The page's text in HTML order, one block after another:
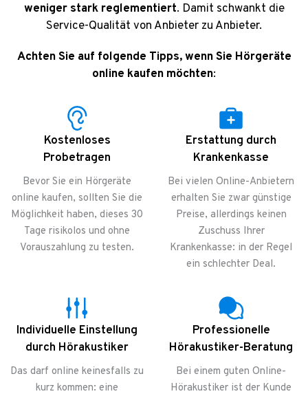
weniger stark reglementiert. Damit schwankt die
Service-Qualität von Anbieter zu Anbieter.
Achten Sie auf folgende Tipps, wenn Sie Hörgeräte
online kaufen möchten:
Kostenloses
Probetragen
Bevor Sie ein Hörgeräte
online kaufen, sollten Sie die
Möglichkeit haben, dieses 30
Tage risikolos und ohne
Vorauszahlung zu testen.
Erstattung durch
Krankenkasse
Bei vielen Online-Anbietern
erhalten Sie zwar günstige
Preise, allerdings keinen
Zuschuss Ihrer
Krankenkasse: in der Regel
ein schlechter Deal.
Individuelle Einstellung
durch Hörakustiker
Das darf online keinesfalls zu
kurz kommen: eine
Professionelle
Hörakustiker-Beratung
Bei einem guten Online-
Hörakustiker ist der Kunde